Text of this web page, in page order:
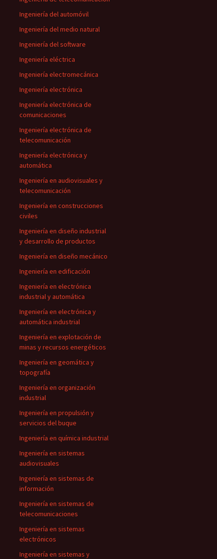
Ingeniería del automóvil
Ingeniería del medio natural
Ingeniería del software
Ingeniería eléctrica
Ingeniería electromecánica
Ingeniería electrónica
Ingeniería electrónica de
comunicaciones
Ingeniería electrónica de
telecomunicación
Ingeniería electrónica y
automática
Ingeniería en audiovisuales y
telecomunicación
Ingeniería en construcciones
civiles
Ingeniería en diseño industrial
y desarrollo de productos
Ingeniería en diseño mecánico
Ingeniería en edificación
Ingeniería en electrónica
industrial y automática
Ingeniería en electrónica y
automática industrial
Ingeniería en explotación de
minas y recursos energéticos
Ingeniería en geomática y
topografía
Ingeniería en organización
industrial
Ingeniería en propulsión y
servicios del buque
Ingeniería en química industrial
Ingeniería en sistemas
audiovisuales
Ingeniería en sistemas de
información
Ingeniería en sistemas de
telecomunicaciones
Ingeniería en sistemas
electrónicos
Ingeniería en sistemas y